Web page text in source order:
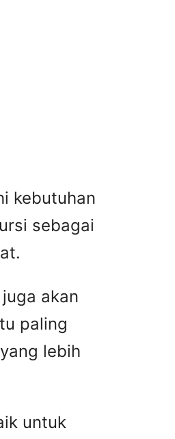
kebutuhan
sebagai
akan
paling
lebih
untuk